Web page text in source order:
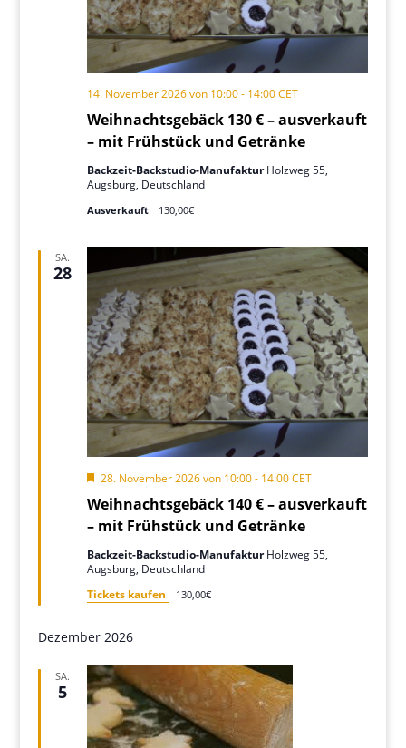
Weihnachtsgebäck 130 € – ausverkauft
– mit Frühstück und Getränke
14. November 2026 von 10:00- 14:00CET
Backzeit-Backstudio-ManufakturHolzweg 55,
Augsburg, Deutschland
Ausverkauft 130,00€
SA.
28
Weihnachtsgebäck 140 € – ausverkauft
– mit Frühstück und Getränke
Hervorgehoben
28. November 2026 von 10:00- 14:00CET
Backzeit-Backstudio-ManufakturHolzweg 55,
Augsburg, Deutschland
Tickets kaufen
130,00€
Dezember 2026
SA.
5